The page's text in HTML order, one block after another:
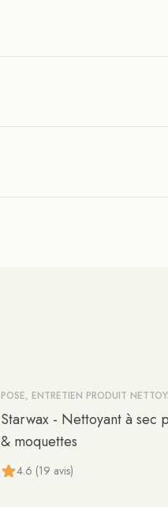
POSE, ENTRETIEN PRODUIT
Starwax - Nettoyant à sec
& moquettes
4.6 (19 avis)